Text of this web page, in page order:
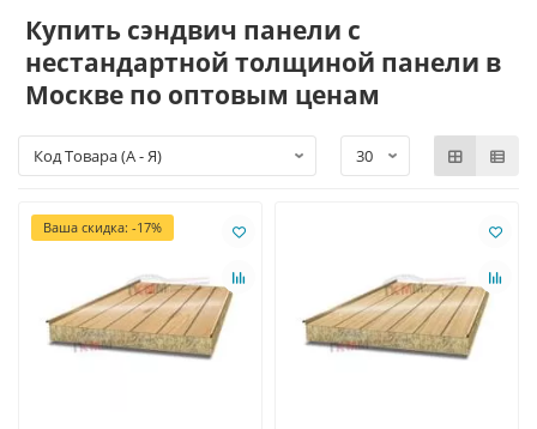
Купить сэндвич панели с
нестандартной толщиной панели в
Москве по оптовым ценам
Ваша скидка: -17%